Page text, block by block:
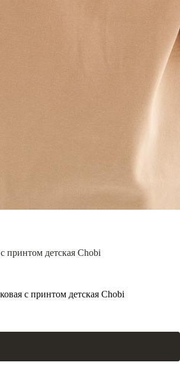
принтом детская Chobi
с принтом детская Chobi